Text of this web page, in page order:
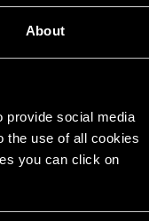
About
provide social media
the use of all cookies
you can click on